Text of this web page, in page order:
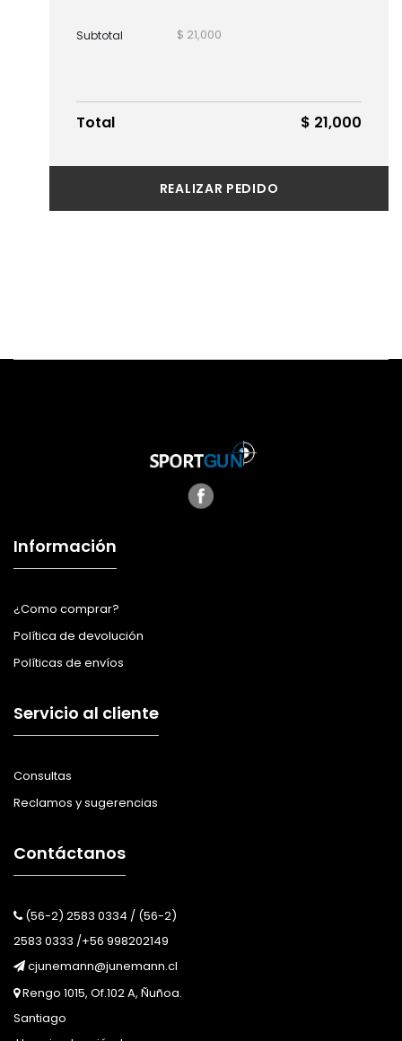
Subtotal $ 21,000
Total $ 21,000
REALIZAR PEDIDO
Información
¿Como comprar?
Política de devolución
Políticas de envíos
Servicio al cliente
Consultas
Reclamos y sugerencias
Contáctanos
(56-2) 2583 0334 / (56-2)
2583 0333 /+56 998202149
cjunemann@junemann.cl
Rengo 1015, Of.102 A, Ñuñoa.
Santiago